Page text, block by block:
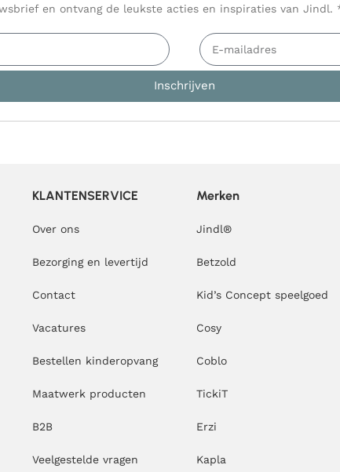
en ontvang de leukste acties en inspiraties van Jindl.
Inschrijven
KLANTENSERVICE
Over ons
Bezorging en levertijd
Contact
Vacatures
Bestellen kinderopvang
Maatwerk producten
B2B
Veelgestelde vragen
Merken
Jindl®
Betzold
Kid’s Concept speelgoed
Cosy
Coblo
TickiT
Erzi
Kapla